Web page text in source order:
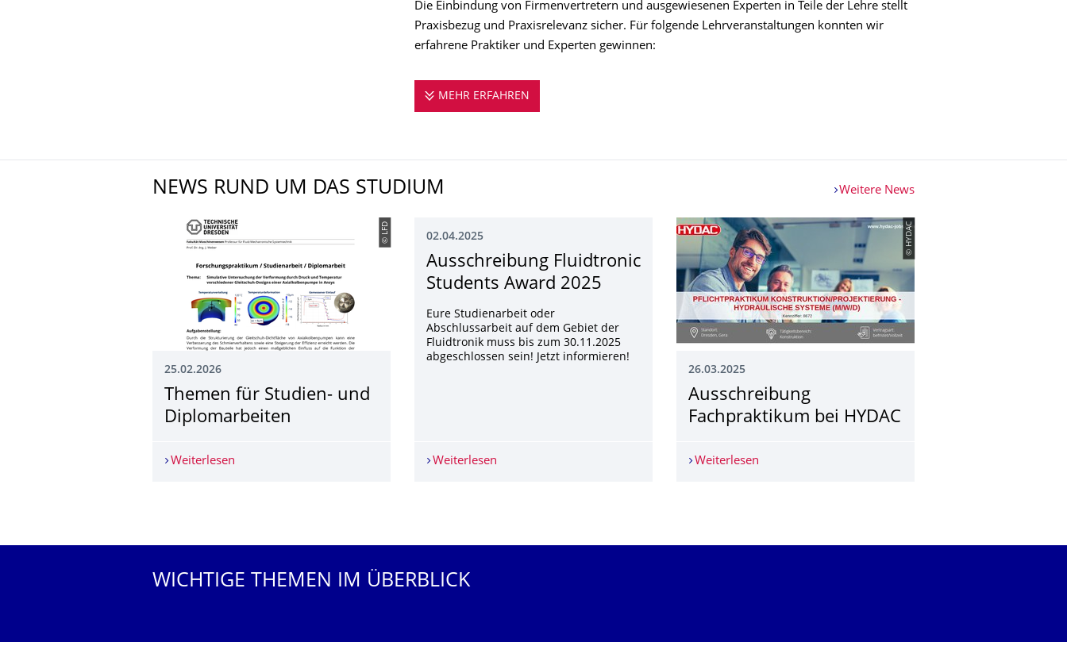
Die Einbindung von Firmenvertretern und ausgewiesenen Experten in Teile der Lehre stellt
Praxisbezug und Praxisrelevanz sicher. Für folgende Lehrveranstaltungen konnten wir
erfahrene Praktiker und Experten gewinnen:
MEHR ERFAHREN
NEWS RUND UM DAS STUDIUM Weitere News
© LFD
25.02.2026
Themen für Studien- und
Diplomarbeiten
Weiterlesen Themen für Studien- und Diplomarbeiten
02.04.2025
Ausschreibung Fluidtronic
Students Award 2025
Eure Studienarbeit oder
Abschlussarbeit auf dem Gebiet der
Fluidtronik muss bis zum 30.11.2025
abgeschlossen sein! Jetzt informieren!
Weiterlesen Ausschreibung Fluidtronic Students Award 2025
© HYDAC
26.03.2025
Ausschreibung
Fachpraktikum bei HYDAC
Weiterlesen
WICHTIGE THEMEN IM ÜBERBLICK